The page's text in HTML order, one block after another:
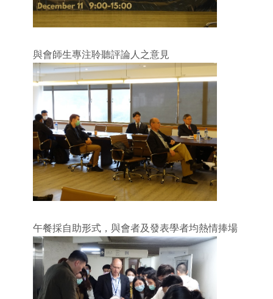
與會師生專注聆聽評論人之意見
午餐採自助形式，與會者及發表學者均熱情捧場